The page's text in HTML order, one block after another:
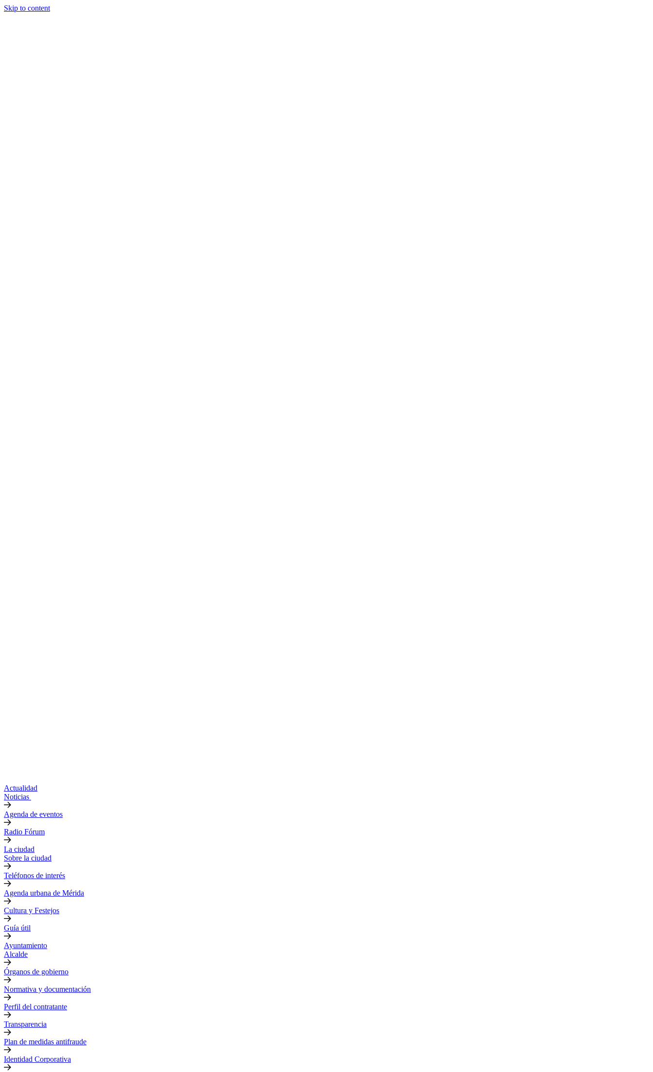
Skip to content
Actualidad
Noticias
Agenda de eventos
Radio Fórum
La ciudad
Sobre la ciudad
Teléfonos de interés
Agenda urbana de Mérida
Cultura y Festejos
Guía útil
Ayuntamiento
Alcalde
Órganos de gobierno
Normativa y documentación
Perfil del contratante
Transparencia
Plan de medidas antifraude
Identidad Corporativa